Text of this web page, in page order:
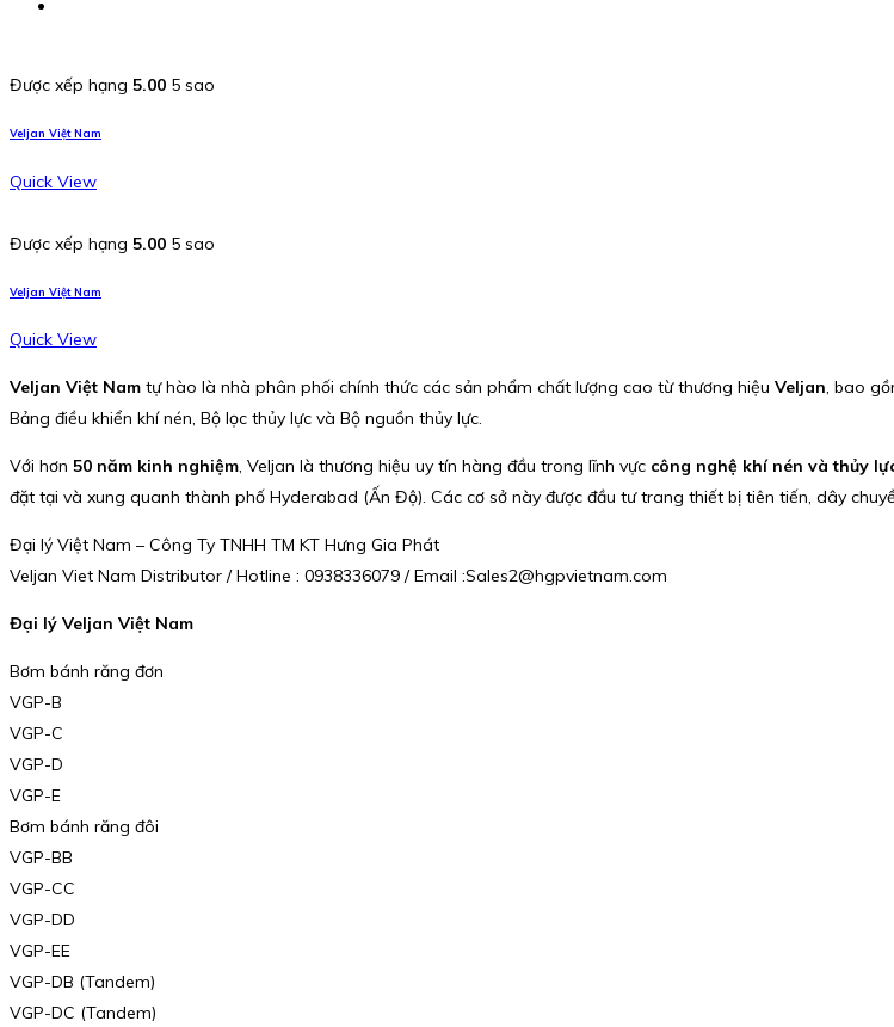
Được xếp hạng 5.00 5 sao
Veljan Việt Nam
Quick View
Được xếp hạng 5.00 5 sao
Veljan Việt Nam
Quick View
Veljan Việt Nam tự hào là nhà phân phối chính thức các sản phẩm chất lượng cao từ thương hiệu Veljan, bao
Bảng điều khiển khí nén, Bộ lọc thủy lực và Bộ nguồn thủy lực.
Với hơn 50 năm kinh nghiệm, Veljan là thương hiệu uy tín hàng đầu trong lĩnh vực công nghệ khí nén và thủy
đặt tại và xung quanh thành phố Hyderabad (Ấn Độ). Các cơ sở này được đầu tư trang thiết bị tiên tiến, dây
Đại lý Việt Nam – Công Ty TNHH TM KT Hưng Gia Phát
Veljan Viet Nam Distributor / Hotline : 0938336079 / Email :Sales2@hgpvietnam.com
Đại lý Veljan Việt Nam
Bơm bánh răng đơn
VGP-B
VGP-C
VGP-D
VGP-E
Bơm bánh răng đôi
VGP-BB
VGP-CC
VGP-DD
VGP-EE
VGP-DB (Tandem)
VGP-DC (Tandem)